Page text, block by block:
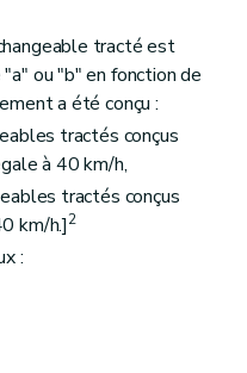
tracté est
ou "b" en fonction de
a été conçu :
tractés conçus
à 40 km/h,
tractés conçus
km/h.]2
: